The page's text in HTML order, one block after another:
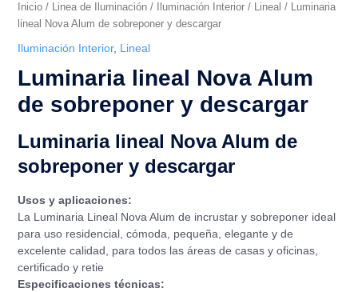
Inicio/ Linea de Iluminación/ Iluminación Interior/ Lineal / Luminaria
lineal Nova Alum de sobreponer y descargar
Iluminación Interior, Lineal
Luminaria lineal Nova Alum
de sobreponer y descargar
Luminaria lineal Nova Alum de
sobreponer y descargar
Usos y aplicaciones:
La Luminaria Lineal Nova Alum de incrustar y sobreponer ideal
para uso residencial, cómoda, pequeña, elegante y de
excelente calidad, para todos las áreas de casas y oficinas,
certificado y retie
Especificaciones técnicas: